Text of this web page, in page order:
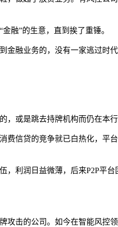
融”的生意，直到挨了重锤。
融业务的，没有一家逃过时
或是跳去持牌机构而仍在本
费信贷的竞争就已白热化，
利润日益微薄，后来P2P平
攻击的公司。如今在智能风